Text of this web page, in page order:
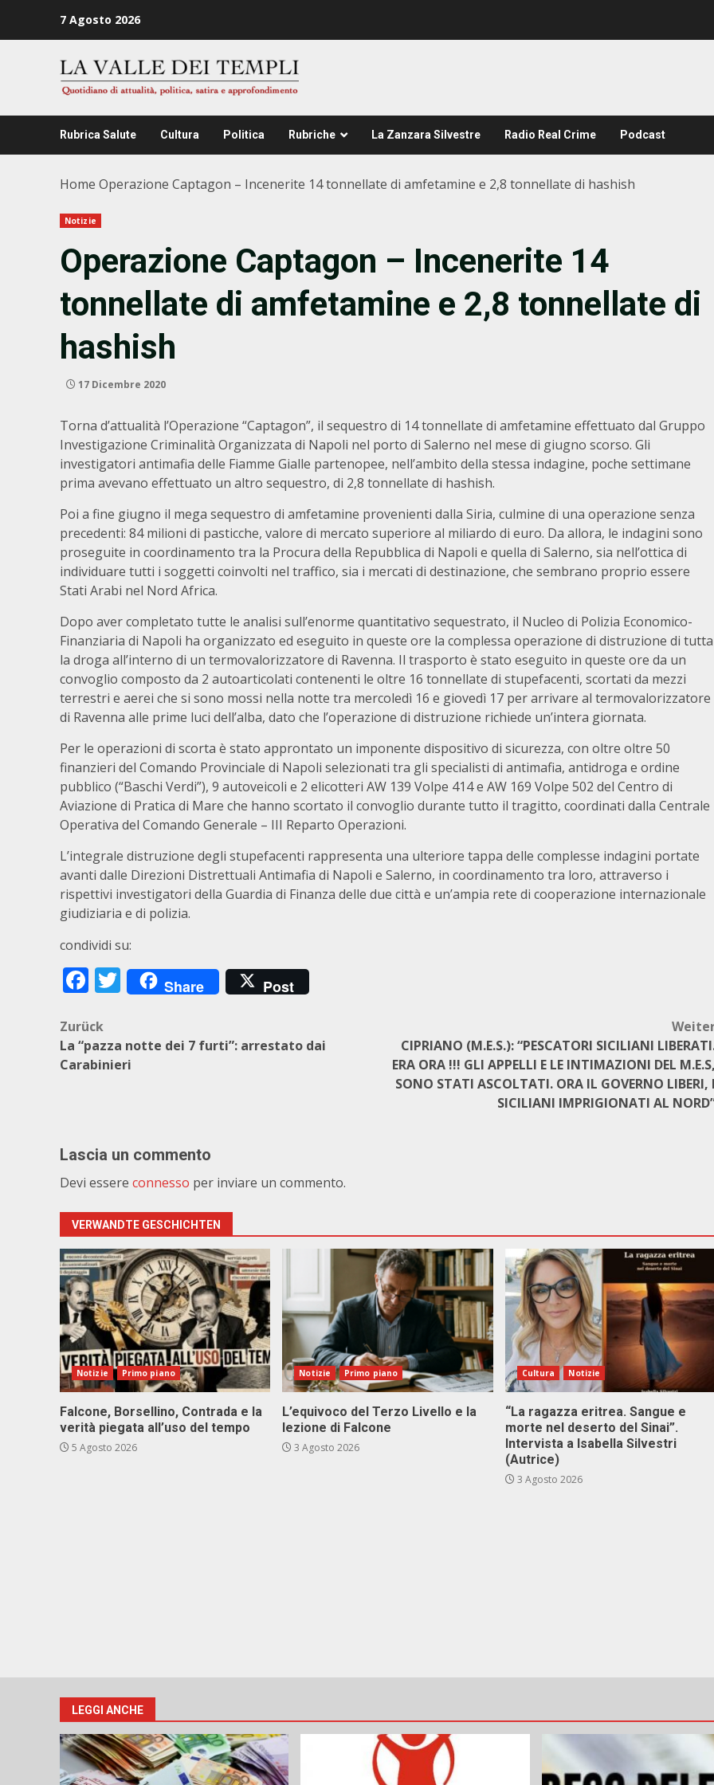
7 Agosto 2026
Rubrica Salute Cultura Politica Rubriche La Zanzara Silvestre Radio Real Crime Podcast
Home Operazione Captagon – Incenerite 14 tonnellate di amfetamine e 2,8 tonnellate di hashish
Notizie
Operazione Captagon – Incenerite 14
tonnellate di amfetamine e 2,8 tonnellate di
hashish
17 Dicembre 2020
Torna d’attualità l’Operazione “Captagon”, il sequestro di 14 tonnellate di amfetamine effettuato dal Gruppo
Investigazione Criminalità Organizzata di Napoli nel porto di Salerno nel mese di giugno scorso. Gli
investigatori antimafia delle Fiamme Gialle partenopee, nell’ambito della stessa indagine, poche settimane
prima avevano effettuato un altro sequestro, di 2,8 tonnellate di hashish.
Poi a fine giugno il mega sequestro di amfetamine provenienti dalla Siria, culmine di una operazione senza
precedenti: 84 milioni di pasticche, valore di mercato superiore al miliardo di euro. Da allora, le indagini sono
proseguite in coordinamento tra la Procura della Repubblica di Napoli e quella di Salerno, sia nell’ottica di
individuare tutti i soggetti coinvolti nel traffico, sia i mercati di destinazione, che sembrano proprio essere
Stati Arabi nel Nord Africa.
Dopo aver completato tutte le analisi sull’enorme quantitativo sequestrato, il Nucleo di Polizia Economico-
Finanziaria di Napoli ha organizzato ed eseguito in queste ore la complessa operazione di distruzione di tutta
la droga all’interno di un termovalorizzatore di Ravenna. Il trasporto è stato eseguito in queste ore da un
convoglio composto da 2 autoarticolati contenenti le oltre 16 tonnellate di stupefacenti, scortati da mezzi
terrestri e aerei che si sono mossi nella notte tra mercoledì 16 e giovedì 17 per arrivare al termovalorizzatore
di Ravenna alle prime luci dell’alba, dato che l’operazione di distruzione richiede un’intera giornata.
Per le operazioni di scorta è stato approntato un imponente dispositivo di sicurezza, con oltre oltre 50
finanzieri del Comando Provinciale di Napoli selezionati tra gli specialisti di antimafia, antidroga e ordine
pubblico (“Baschi Verdi”), 9 autoveicoli e 2 elicotteri AW 139 Volpe 414 e AW 169 Volpe 502 del Centro di
Aviazione di Pratica di Mare che hanno scortato il convoglio durante tutto il tragitto, coordinati dalla Centrale
Operativa del Comando Generale – III Reparto Operazioni.
L’integrale distruzione degli stupefacenti rappresenta una ulteriore tappa delle complesse indagini portate
avanti dalle Direzioni Distrettuali Antimafia di Napoli e Salerno, in coordinamento tra loro, attraverso i
rispettivi investigatori della Guardia di Finanza delle due città e un’ampia rete di cooperazione internazionale
giudiziaria e di polizia.
condividi su:
Facebook
Twitter
Share Post
Beitragsnavigation
Zurück
La “pazza notte dei 7 furti”: arrestato dai
Carabinieri
CIPRIANO (M.E.S.): “PESCATORI SICILIANI
ERA ORA !!! GLI APPELLI E LE INTIMAZIONI DEL
SONO STATI ASCOLTATI. ORA IL GOVERNO LIBERI,
SICILIANI IMPRIGIONATI AL
Lascia un commento
Devi essere connesso per inviare un commento.
VERWANDTE GESCHICHTEN
Notizie Primo piano
Falcone, Borsellino, Contrada e la
verità piegata all’uso del tempo
5 Agosto 2026
Notizie Primo piano
L’equivoco del Terzo Livello e la
lezione di Falcone
3 Agosto 2026
Cultura Notizie
“La ragazza eritrea. Sangue e
morte nel deserto del Sinai”.
Intervista a Isabella Silvestri
(Autrice)
3 Agosto 2026
LEGGI ANCHE